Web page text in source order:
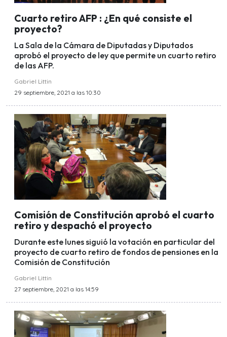
Cuarto retiro AFP : ¿En qué consiste el
proyecto?
La Sala de la Cámara de Diputadas y Diputados
aprobó el proyecto de ley que permite un cuarto retiro
de las AFP.
Gabriel Littin
29 septiembre, 2021 a las 10:30
Comisión de Constitución aprobó el cuarto
retiro y despachó el proyecto
Durante este lunes siguió la votación en particular del
proyecto de cuarto retiro de fondos de pensiones en la
Comisión de Constitución
Gabriel Littin
27 septiembre, 2021 a las 14:59